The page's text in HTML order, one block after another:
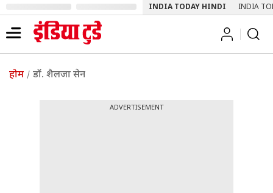
INDIA TODAY HINDI INDIA
होम डॉ. शैलजा सेन
ADVERTISEMENT